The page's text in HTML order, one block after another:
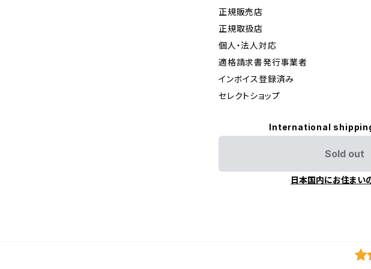
正規販売店
正規取扱店
個人・法人対応
適格請求書発行事業者
インボイス登録済み
セレクトショップ
International
Sold out
日本国内にお住まい